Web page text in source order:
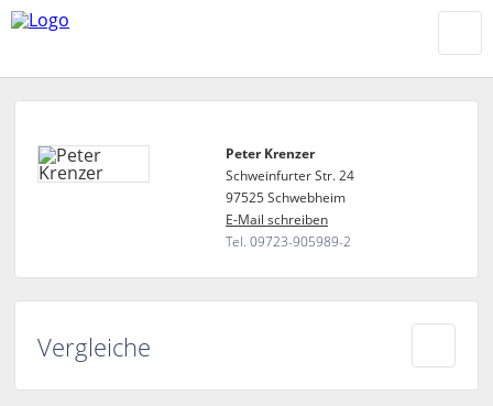
Peter Krenzer
Schweinfurter Str. 24
97525 Schwebheim
E-Mail schreiben
Tel. 09723-905989-2
Vergleiche